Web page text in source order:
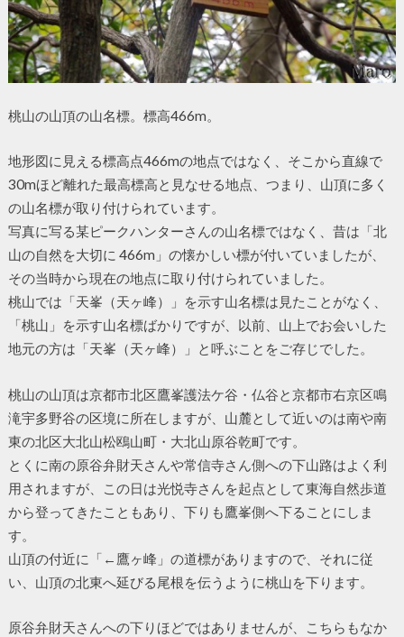
桃山の山頂の山名標。標高466m。
地形図に見える標高点466mの地点ではなく、そこから直線で
30mほど離れた最高標高と見なせる地点、つまり、山頂に多く
の山名標が取り付けられています。
写真に写る某ピークハンターさんの山名標ではなく、昔は「北
山の自然を大切に 466m」の懐かしい標が付いていましたが、
その当時から現在の地点に取り付けられていました。
桃山では「天峯（天ヶ峰）」を示す山名標は見たことがなく、
「桃山」を示す山名標ばかりですが、以前、山上でお会いした
地元の方は「天峯（天ヶ峰）」と呼ぶことをご存じでした。
桃山の山頂は京都市北区鷹峯護法ケ谷・仏谷と京都市右京区鳴
滝宇多野谷の区境に所在しますが、山麓として近いのは南や南
東の北区大北山松鴎山町・大北山原谷乾町です。
とくに南の原谷弁財天さんや常信寺さん側への下山路はよく利
用されますが、この日は光悦寺さんを起点として東海自然歩道
から登ってきたこともあり、下りも鷹峯側へ下ることにしま
す。
山頂の付近に「←鷹ヶ峰」の道標がありますので、それに従
い、山頂の北東へ延びる尾根を伝うように桃山を下ります。
原谷弁財天さんへの下りほどではありませんが、こちらもなか